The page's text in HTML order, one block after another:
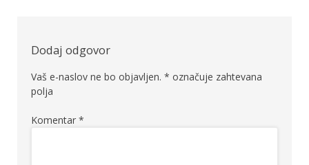
Dodaj odgovor
Vaš e-naslov ne bo objavljen. * označuje zahtevana
polja
Komentar *